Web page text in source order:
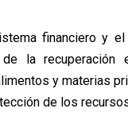
financiero y
la recuperación
y materias
de los